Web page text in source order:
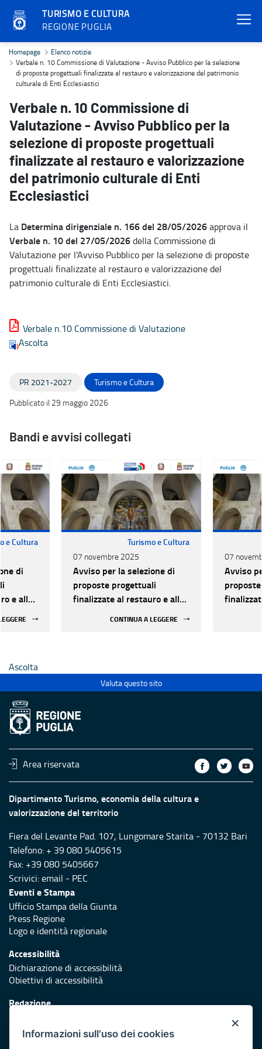
TURISMO E CULTURA
REGIONE PUGLIA
Verbale n. 10 Commissione di Valutazione - Avviso Pubblico
Homepage
Elenco notizie
Verbale n. 10 Commissione di Valutazione - Avviso Pubblico per la selezione
di proposte progettuali finalizzate al restauro e valorizzazione del patrimonio
culturale di Enti Ecclesiastici
Verbale n. 10 Commissione di
Valutazione - Avviso Pubblico per la
selezione di proposte progettuali
finalizzate al restauro e valorizzazione
del patrimonio culturale di Enti
Ecclesiastici
La Determina dirigenziale n. 166 del 28/05/2026approva il
Verbale n. 10 del 27/05/2026della Commissione di
Valutazione per l'Avviso Pubblico per la selezione di proposte
progettuali finalizzate al restauro e valorizzazione del
patrimonio culturale di Enti Ecclesiastici.
Verbale n.10 Commissione di Valutazione
Ascolta
PR 2021-2027
Turismo e Cultura
Pubblicato il 29 maggio 2026
Bandi e avvisi collegati
e Cultura
di
e alla
Turismo e Cultura
07 novembre 2025
Avviso per la selezione di
proposte progettuali
finalizzate al restauro e alla
CONTINUA A LEGGERE
07
Avviso
Ascolta
Valuta questo sito
Area riservata
Dipartimento Turismo, economia della cultura e
valorizzazione del territorio
Fiera del Levante Pad. 107, Lungomare Starita - 70132 Bari
Telefono: + 39 080 5405615
Fax: +39 080 5405667
Scrivici:email - PEC
Eventi e Stampa
Ufficio Stampa della Giunta
Press Regione
Logo e identità regionale
Accessibilità
Dichiarazione di accessibilità
Obiettivi di accessibilità
Redazione
Protezione civile
×
Informazioni sull'uso dei cookies